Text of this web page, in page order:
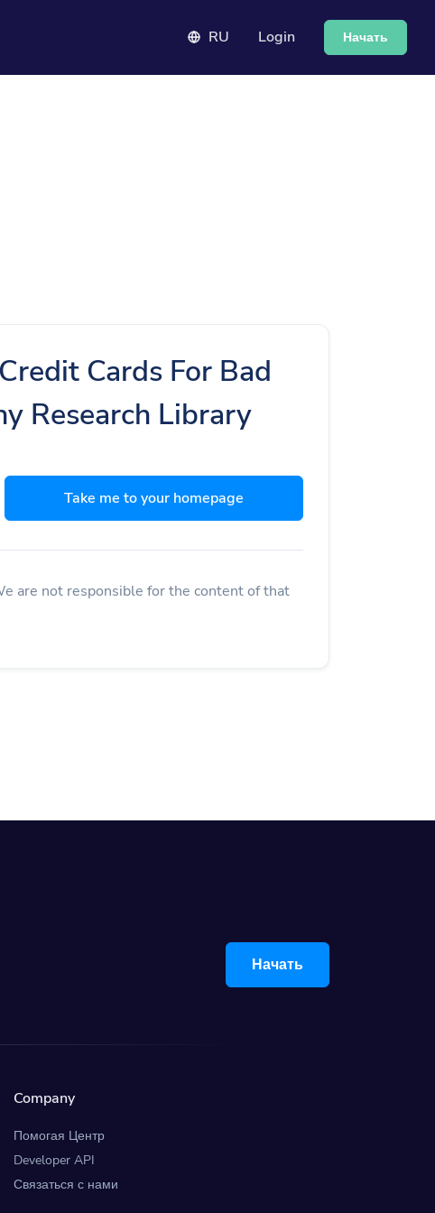
RU Login Начать
Cards For Bad
Research Library
Take me to your homepage
are not responsible for the content of that
Начать
Company
Помогая Центр
Developer API
Связаться с нами